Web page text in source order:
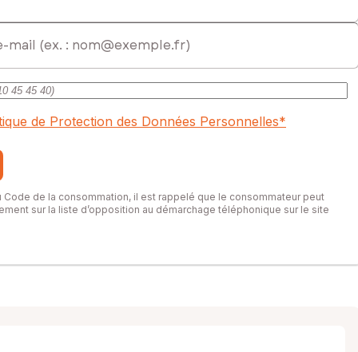
de Protection des Données Personnelles*
Code de la consommation, il est rappelé que le consommateur peut
sur la liste d’opposition au démarchage téléphonique sur le site